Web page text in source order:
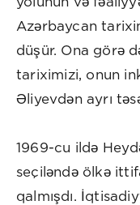
yolunun və
Azərbaycan
düşür. Ona görə
tariximizi, onun
Əliyevdən ayrı
1969-cu ildə
seçiləndə ölkə
qalmışdı.